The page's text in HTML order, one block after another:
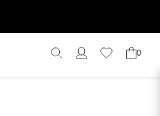
0